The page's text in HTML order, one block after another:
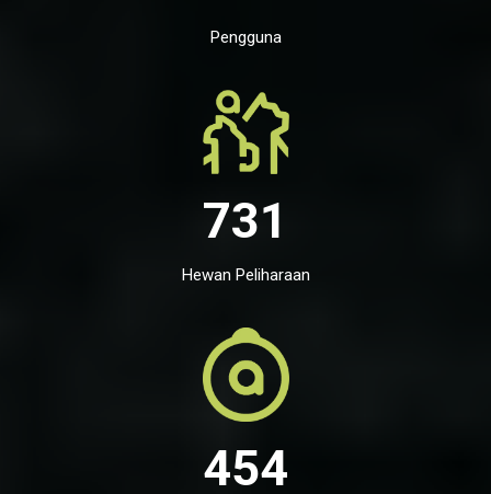
Pengguna
731
Hewan Peliharaan
454